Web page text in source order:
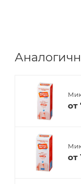
от
от